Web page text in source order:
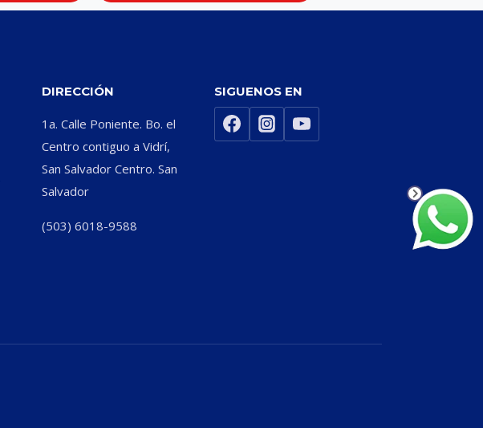
DIRECCIÓN
1a. Calle Poniente. Bo. el
Centro contiguo a Vidrí,
San Salvador Centro. San
Salvador
(503) 6018-9588
SIGUENOS EN